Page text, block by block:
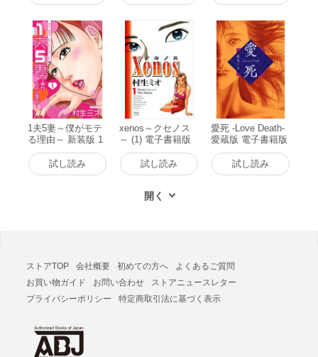
1夫5妻～僕がモテ
る理由～ 新装版 1
電子書籍版
試し読み
xenos～クセノス
～ (1) 電子書籍版
試し読み
愛死 -Love Death-
愛蔵版 電子書籍版
試し読み
ストアTOP 会社概要 初めての方へ
よくあるご質問
お買い物ガイド
お問い合わせ
ストアニュースレター
プライバシーポリシー
特定商取引法に基づく表示